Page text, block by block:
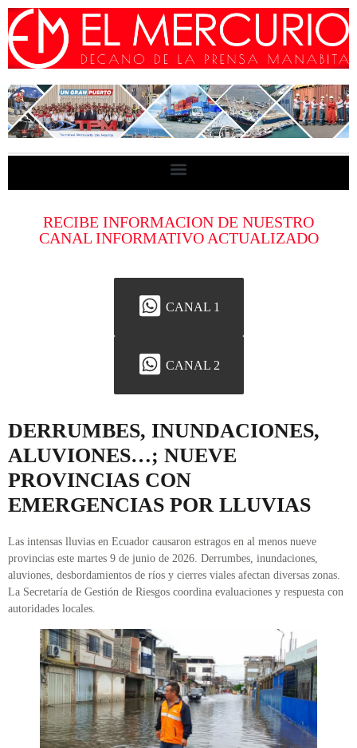
RECIBE INFORMACION DE NUESTRO
CANAL INFORMATIVO ACTUALIZADO
CANAL 1
CANAL 2
DERRUMBES, INUNDACIONES,
ALUVIONES…; NUEVE
PROVINCIAS CON
EMERGENCIAS POR LLUVIAS
Las intensas lluvias en Ecuador causaron estragos en al menos nueve
provincias este martes 9 de junio de 2026. Derrumbes, inundaciones,
aluviones, desbordamientos de ríos y cierres viales afectan diversas zonas.
La Secretaría de Gestión de Riesgos coordina evaluaciones y respuesta con
autoridades locales.